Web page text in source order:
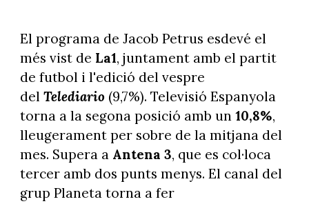
El programa de Jacob Petrus esdevé el
més vist de La1, juntament amb el partit
de futbol i l'edició del vespre
del Telediario(9,7%). Televisió Espanyola
torna a la segona posició amb un 10,8%,
lleugerament per sobre de la mitjana del
mes. Supera a Antena 3, que es col·loca
tercer amb dos punts menys. El canal del
grup Planeta torna a fer